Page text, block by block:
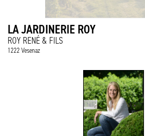
LA JARDINERIE ROY
ROY RENÉ & FILS
1222 Vesenaz